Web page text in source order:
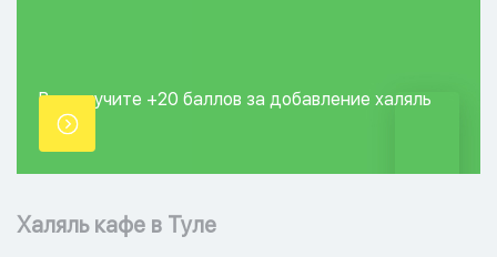
Вы получите +20 баллов за добавление халяль
точки.
Халяль кафе в Туле